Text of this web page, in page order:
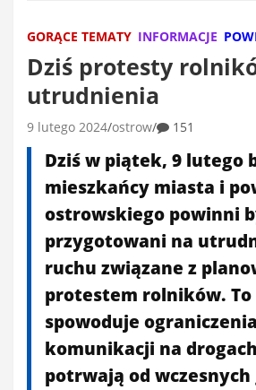
GORĄCE TEMATY INFORMACJE
Dziś protesty
utrudnienia
9 lutego 2024 ostrow 151
Dziś w piątek, 9 lutego
mieszkańcy miasta i
ostrowskiego powinni
przygotowani na
ruchu związane z
protestem rolników.
spowoduje
komunikacji na
potrwają od wczesnych